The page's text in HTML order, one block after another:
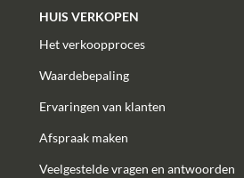
HUIS VERKOPEN
Het verkoopproces
Waardebepaling
Ervaringen van klanten
Afspraak maken
Veelgestelde vragen en antwoorden